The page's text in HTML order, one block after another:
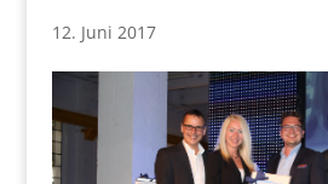
12. Juni 2017